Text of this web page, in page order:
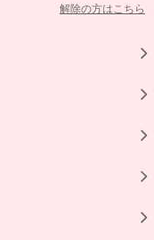
解除の方はこちら